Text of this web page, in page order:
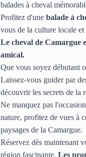
balades à cheval
Profitez d'une balade à
vous de la culture locale
Le cheval de Camargue
amical.
Que vous soyez débutant
Laissez-vous guider par
découvrir les secrets de la
Ne manquez pas
nature, profitez de vues à
paysages de la Camargue.
Réservez dès maintenant
région fascinante. Les